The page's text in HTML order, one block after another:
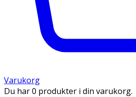
Varukorg
Du har 0 produkter i din varukorg.